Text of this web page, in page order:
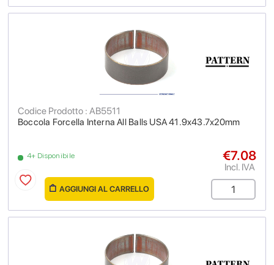
Boccola Forcella Interna All Balls USA 41.9x43.7x20mm
Codice Prodotto : AB5511
4+ Disponibile €7.08
Incl. IVA
AGGIUNGI AL CARRELLO